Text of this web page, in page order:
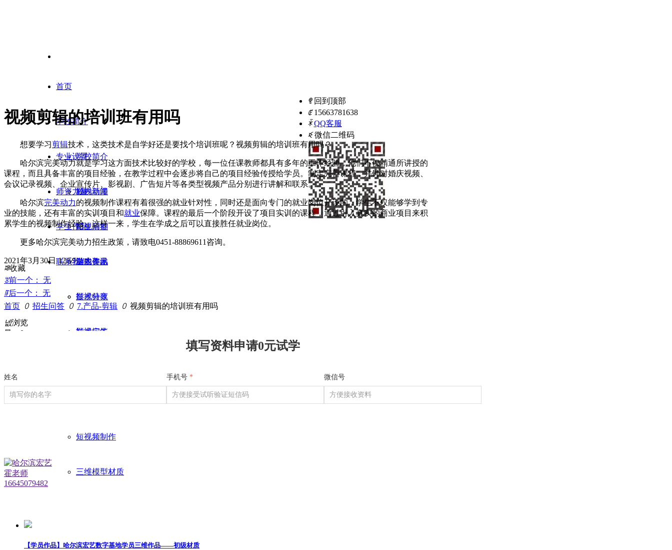
首页
学校简介
学校简介
校内新闻
招生问答
业内资讯
专业设置
影视动漫
影视后期
游戏美术
影视特效
影视广告
平面设计
短视频制作
三维模型材质
师资力量
学生作品
学生作品
技术分享
技术问答
联系我们
ꁸ 回到顶部
ꂅ 15663781638
ꁗ QQ客服
ꀥ 微信二维码
视频剪辑的培训班有用吗
想要学习剪辑技术，这类技术是自学好还是要找个培训班呢？视频剪辑的培训班有用吗？
哈尔滨完美动力就是学习这方面技术比较好的学校，每一位任课教师都具有多年的工作经验，他们不仅精通所讲授的
课程，而且具备丰富的项目经验，在教学过程中会逐步将自己的项目经验传授给学员。制定完善课程，并针对婚庆视频、
会议记录视频、企业宣传片、影视剧、广告短片等各类型视频产品分别进行讲解和联系。
哈尔滨完美动力的视频制作课程有着很强的就业针对性，同时还是面向专门的就业岗位开设的，学生不仅能够学到专
业的技能，还有丰富的实训项目和就业保障。课程的最后一个阶段开设了项目实训的课程，通过引入真实的商业项目来积
累学生的视频制作经验，这样一来，学生在学成之后可以直接胜任就业岗位。
更多哈尔滨完美动力招生政策，请致电0451-88869611咨询。
2021年3月30日 12:59
ꄀ收藏
ꂃ前一个：
无
ꁹ后一个：
无
首页 ꄲ 招生问答 ꄲ 7.产品-剪辑 ꄲ 视频剪辑的培训班有用吗
넶浏览
量：
0
填写资料申请0元试学
姓名 手机号 * 微信号
【学员作品】哈尔滨宏艺数字基地学员三维作品——初级材质